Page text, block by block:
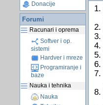
Donacije
Forumi
Racunari i oprema
Softver i op.
sistemi
Hardver i mreze
Programiranje i
baze
Nauka i tehnika
Nauka